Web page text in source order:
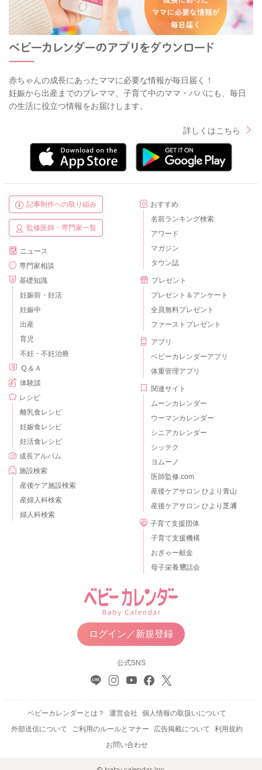
赤ちゃんの成長にあったママに必要な情報が毎日届く！
妊娠から出産までのプレママ、子育て中のママ・パパにも、毎日
の生活に役立つ情報をお届けします。
詳しくはこちら
記事制作への取り組み
監修医師・専門家一覧
ニュース
専門家相談
基礎知識
妊娠前・妊活
妊娠中
出産
育児
不妊・不妊治療
Ｑ＆Ａ
体験談
レシピ
離乳食レシピ
妊娠食レシピ
妊活食レシピ
成長アルバム
施設検索
産後ケア施設検索
産婦人科検索
婦人科検索
おすすめ
名前ランキング検索
アワード
マガジン
タウン誌
プレゼント
プレゼント＆アンケート
全員無料プレゼント
ファーストプレゼント
アプリ
ベビーカレンダーアプリ
体重管理アプリ
関連サイト
ムーンカレンダー
ウーマンカレンダー
シニアカレンダー
シッテク
ヨムーノ
医師監修.com
産後ケアサロン ひより青山
産後ケアサロン ひより芝浦
子育て支援団体
子育て支援機構
おぎゃー献金
母子栄養懇話会
ログイン／新規登録
公式SNS
ベビーカレンダーとは？ 運営会社
個人情報の取扱いについて
外部送信について
ご利用のルールとマナー 広告掲載について
利用規約
お問い合わせ